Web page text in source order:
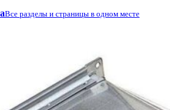
Все разделы и страницы в одном месте